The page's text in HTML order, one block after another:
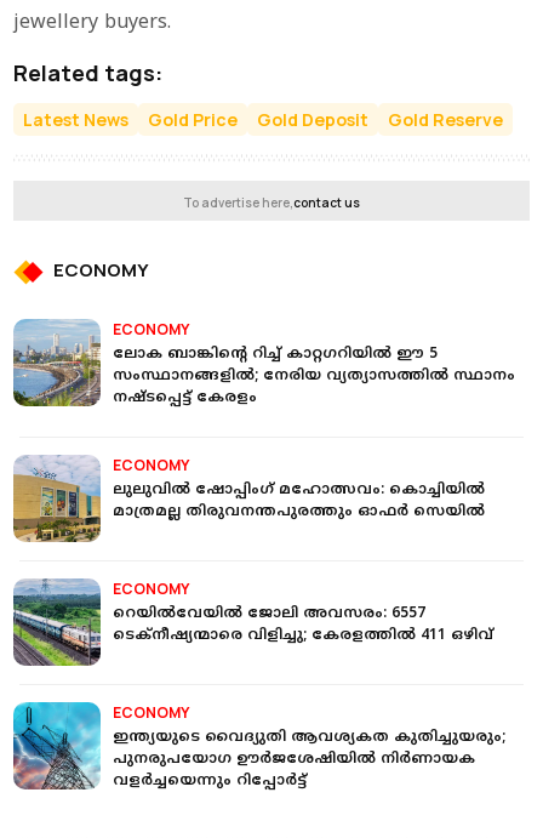
jewellery buyers.
Related tags:
Latest News Gold Price Gold Deposit Gold Reserve
To advertise here,contact us
ECONOMY
ECONOMY
ലോക ബാങ്കിന്റെ റിച്ച് കാറ്റഗറിയില്‍ ഈ 5
സംസ്ഥാനങ്ങളില്‍; നേരിയ വ്യത്യാസത്തില്‍ സ്ഥാനം
നഷ്ടപ്പെട്ട് കേരളം
ECONOMY
ലുലുവിൽ ഷോപ്പിംഗ് മഹോത്സവം: കൊച്ചിയില്‍
മാത്രമല്ല തിരുവനന്തപുരത്തും ഓഫർ സെയില്‍
ECONOMY
റെയില്‍വേയില്‍ ജോലി അവസരം: 6557
ടെക്നീഷ്യന്മാരെ വിളിച്ചു; കേരളത്തില്‍ 411 ഒഴിവ്
ECONOMY
ഇന്ത്യയുടെ വൈദ്യുതി ആവശ്യകത കുതിച്ചുയരും;
പുനരുപയോഗ ഊര്‍ജശേഷിയില്‍ നിര്‍ണായക
വളര്‍ച്ചയെന്നും റിപ്പോര്‍ട്ട്